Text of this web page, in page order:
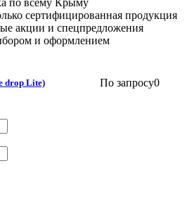
по всему Крыму
сертифицированная продукция
акции и спецпредложения
и оформлением
drop Lite) По запросу0